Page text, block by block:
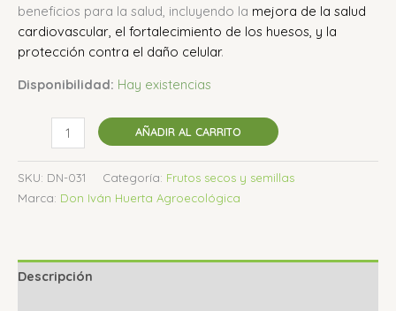
beneficios para la salud, incluyendo la mejora de la salud
cardiovascular, el fortalecimiento de los huesos, y la
protección contra el daño celular.
Disponibilidad: Hay existencias
AÑADIR AL CARRITO
SKU: DN-031 Categoría: Frutos secos y semillas
Marca: Don Iván Huerta Agroecológica
Descripción